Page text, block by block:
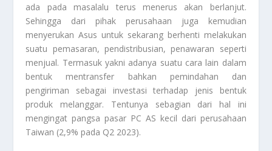
ada pada masalalu terus menerus akan berlanjut.
Sehingga dari pihak perusahaan juga kemudian
menyerukan Asus untuk sekarang berhenti melakukan
suatu pemasaran, pendistribusian, penawaran seperti
menjual. Termasuk yakni adanya suatu cara lain dalam
bentuk mentransfer bahkan pemindahan dan
pengiriman sebagai investasi terhadap jenis bentuk
produk melanggar. Tentunya sebagian dari hal ini
mengingat pangsa pasar PC AS kecil dari perusahaan
Taiwan (2,9% pada Q2 2023).